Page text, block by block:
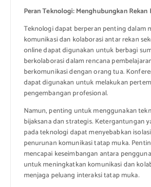
Peran Teknologi: Menghubungkan Rekan
Teknologi dapat berperan penting dalam
komunikasi dan kolaborasi antar rekan
online dapat digunakan untuk berbagi
berkolaborasi dalam rencana
berkomunikasi dengan orang tua.
dapat digunakan untuk melakukan
pengembangan profesional.
Namun, penting untuk menggunakan
bijaksana dan strategis. Ketergantungan
pada teknologi dapat menyebabkan
penurunan komunikasi tatap muka.
mencapai keseimbangan antara
untuk meningkatkan komunikasi dan
menjaga peluang interaksi tatap muka.